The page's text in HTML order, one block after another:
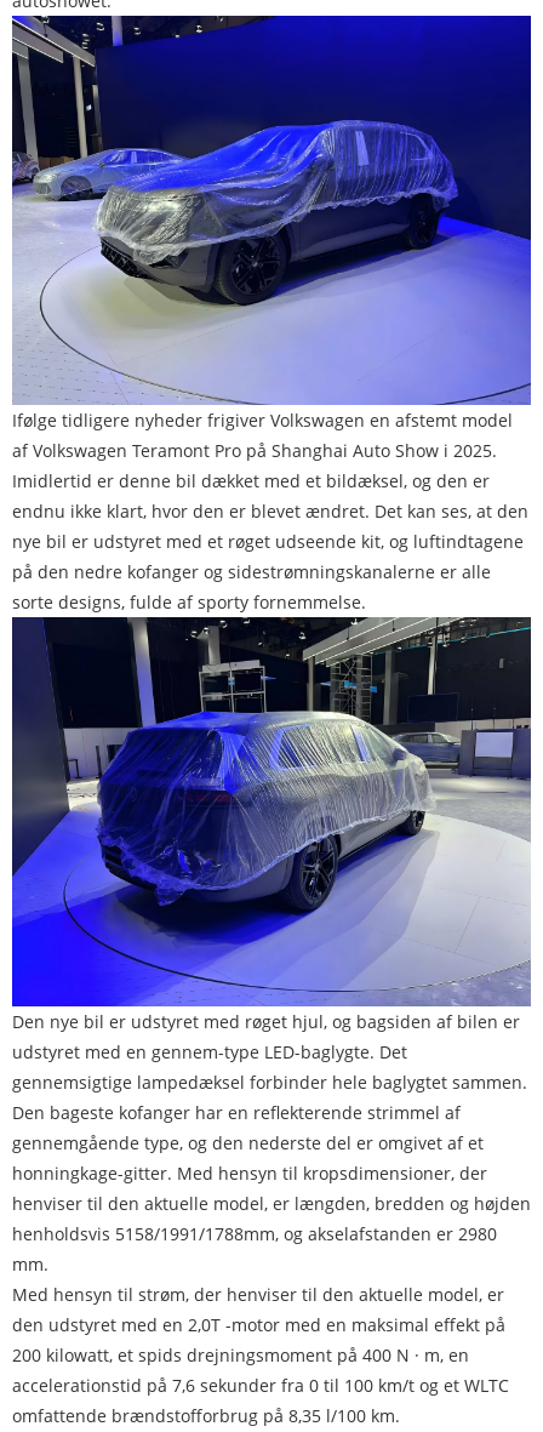
Ifølge tidligere nyheder frigiver Volkswagen en afstemt model
af Volkswagen Teramont Pro på Shanghai Auto Show i 2025.
Imidlertid er denne bil dækket med et bildæksel, og den er
endnu ikke klart, hvor den er blevet ændret. Det kan ses, at den
nye bil er udstyret med et røget udseende kit, og luftindtagene
på den nedre kofanger og sidestrømningskanalerne er alle
sorte designs, fulde af sporty fornemmelse.
Den nye bil er udstyret med røget hjul, og bagsiden af ​​bilen er
udstyret med en gennem-type LED-baglygte. Det
gennemsigtige lampedæksel forbinder hele baglygtet sammen.
Den bageste kofanger har en reflekterende strimmel af
gennemgående type, og den nederste del er omgivet af et
honningkage-gitter. Med hensyn til kropsdimensioner, der
henviser til den aktuelle model, er længden, bredden og højden
henholdsvis 5158/1991/1788mm, og akselafstanden er 2980
mm.
Med hensyn til strøm, der henviser til den aktuelle model, er
den udstyret med en 2,0T -motor med en maksimal effekt på
200 kilowatt, et spids drejningsmoment på 400 N · m, en
accelerationstid på 7,6 sekunder fra 0 til 100 km/t og et WLTC
omfattende brændstofforbrug på 8,35 l/100 km.